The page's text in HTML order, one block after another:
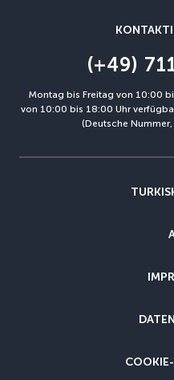
(+49)
Montag bis Freitag von 10:00
von 10:00 bis 18:00 Uhr
(Deutsche